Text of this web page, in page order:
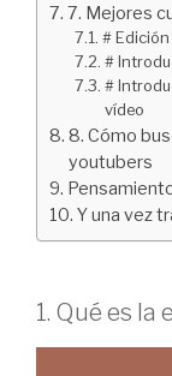
7. Mejores
#
#
#
vídeo
8. Cómo
youtubers
Y una vez
1. Qué es la